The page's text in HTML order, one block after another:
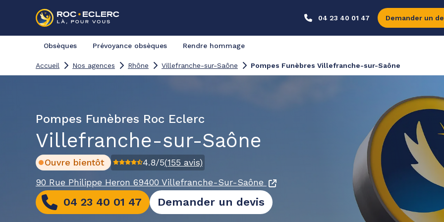
04 23 40 01 47 Demander un
Obsèques Prévoyance obsèques Rendre hommage
Accueil Nos agences Rhône Villefranche-sur-Saône Pompes Funèbres Villefranche-sur-Saône
Pompes Funèbres Roc Eclerc
Villefranche-sur-Saône
Ouvre bientôt 4.8/5(155 avis)
90 Rue Philippe Heron 69400 Villefranche-Sur-Saône
04 23 40 01 47 Demander un devis